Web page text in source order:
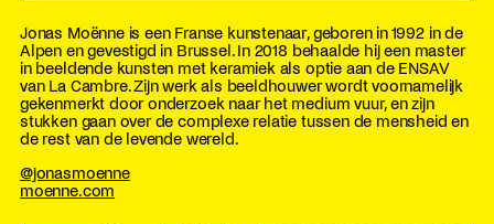
Jonas Moënne is een Franse kunstenaar, geboren in 1992 in de
Alpen en gevestigd in Brussel. In 2018 behaalde hij een master
in beeldende kunsten met keramiek als optie aan de ENSAV
van La Cambre. Zijn werk als beeldhouwer wordt voornamelijk
gekenmerkt door onderzoek naar het medium vuur, en zijn
stukken gaan over de complexe relatie tussen de mensheid en
de rest van de levende wereld.
@jonasmoenne
moenne.com